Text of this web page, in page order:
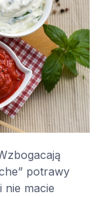
potrawy
nie macie